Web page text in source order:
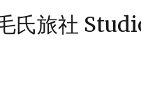
氏旅社